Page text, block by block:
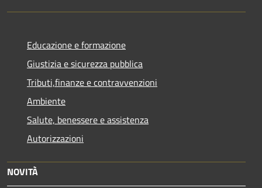
Educazione e formazione
Giustizia e sicurezza pubblica
Tributi,finanze e contravvenzioni
Ambiente
Salute, benessere e assistenza
Autorizzazioni
NOVITÀ